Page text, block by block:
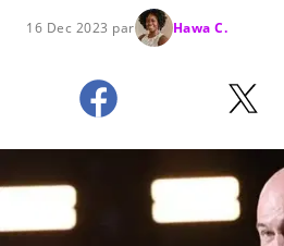
16 Dec 2023 par Hawa C.